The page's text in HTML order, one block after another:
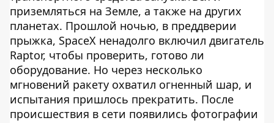
приземляться на Земле, а также на других
планетах. Прошлой ночью, в преддверии
прыжка, SpaceX ненадолго включил двигатель
Raptor, чтобы проверить, готово ли
оборудование. Но через несколько
мгновений ракету охватил огненный шар, и
испытания пришлось прекратить. После
происшествия в сети появились фотографии